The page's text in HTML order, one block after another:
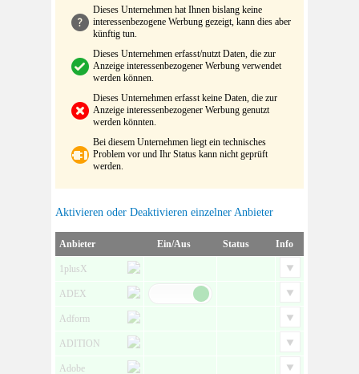
Dieses Unternehmen hat Ihnen bislang keine
interessenbezogene Werbung gezeigt, kann dies aber
künftig tun.
Dieses Unternehmen erfasst/nutzt Daten, die zur
Anzeige interessenbezogener Werbung verwendet
werden können.
Dieses Unternehmen erfasst keine Daten, die zur
Anzeige interessenbezogener Werbung genutzt
werden könnten.
Bei diesem Unternehmen liegt ein technisches
Problem vor und Ihr Status kann nicht geprüft
werden.